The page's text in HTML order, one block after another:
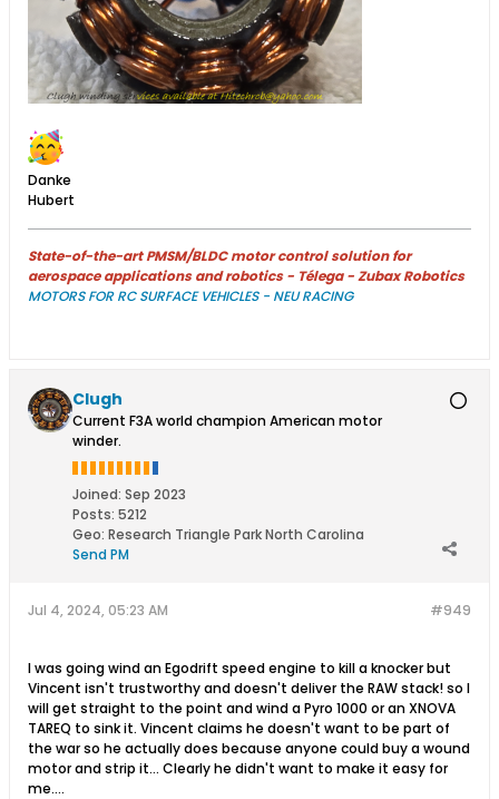
Danke
Hubert
State-of-the-art PMSM/BLDC motor control solution for
aerospace applications and robotics - Télega - Zubax Robotics
MOTORS FOR RC SURFACE VEHICLES - NEU RACING
Clugh
Current F3A world champion American motor
winder.
Joined: Sep 2023
Posts: 5212
Geo: Research Triangle Park North Carolina
Send PM
#949
Jul 4, 2024, 05:23 AM
I was going wind an Egodrift speed engine to kill a knocker but
Vincent isn't trustworthy and doesn't deliver the RAW stack! so I
will get straight to the point and wind a Pyro 1000 or an XNOVA
TAREQ to sink it. Vincent claims he doesn't want to be part of
the war so he actually does because anyone could buy a wound
motor and strip it... Clearly he didn't want to make it easy for
me....